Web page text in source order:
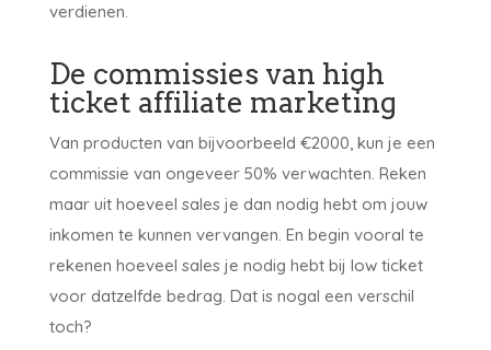
verdienen.
De commissies van high
ticket affiliate marketing
Van producten van bijvoorbeeld €2000, kun je een
commissie van ongeveer 50% verwachten. Reken
maar uit hoeveel sales je dan nodig hebt om jouw
inkomen te kunnen vervangen. En begin vooral te
rekenen hoeveel sales je nodig hebt bij low ticket
voor datzelfde bedrag. Dat is nogal een verschil
toch?